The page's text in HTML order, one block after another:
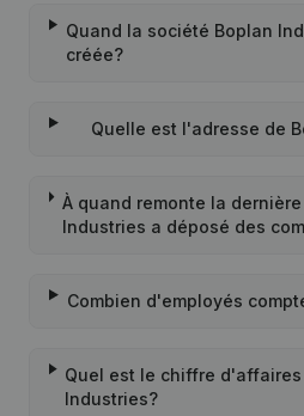
Quand la société Boplan
créée?
Quelle est l'adresse de
À quand remonte la
Industries a déposé des
Combien d'employés
Quel est le chiffre
Industries?